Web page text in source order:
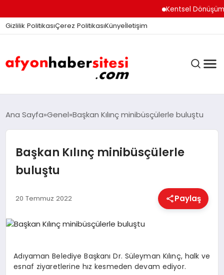
Kentsel Dönüşüm
Gizlilik PolitikasıÇerez PolitikasıKünyeİletişim
ANASAYFA
GÜNDEM
EĞITIM
EKONOMI
Ana Sayfa Genel Başkan Kılınç minibüsçülerle buluştu
Başkan Kılınç minibüsçülerle
buluştu
20 Temmuz 2022 Paylaş
Adıyaman Belediye Başkanı Dr. Süleyman Kılınç, halk ve
esnaf ziyaretlerine hız kesmeden devam ediyor.